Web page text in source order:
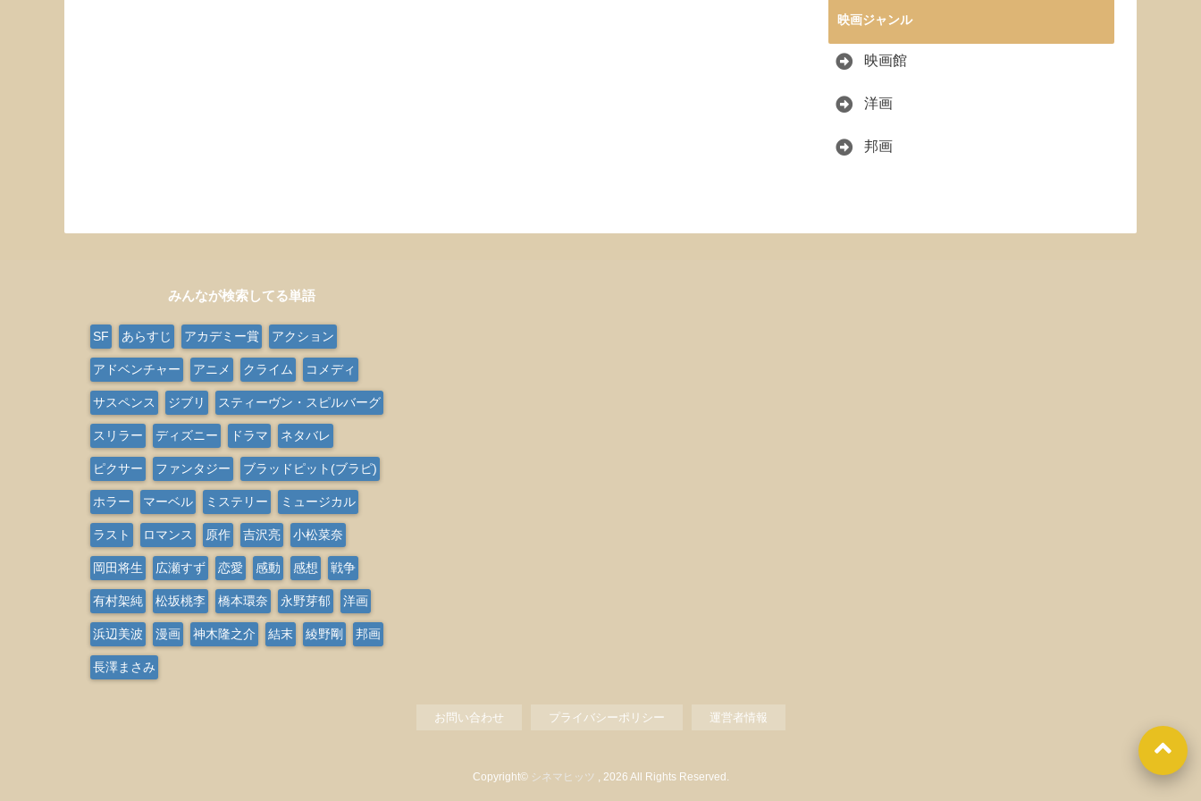
映画ジャンル
映画館
洋画
邦画
みんなが検索してる単語
SF あらすじ アカデミー賞 アクション
アドベンチャー アニメ クライム コメディ
サスペンス ジブリ スティーヴン・スピルバーグ
スリラー ディズニー ドラマ ネタバレ
ピクサー ファンタジー ブラッドピット(ブラピ)
ホラー マーベル ミステリー ミュージカル
ラスト ロマンス 原作 吉沢亮 小松菜奈
岡田将生 広瀬すず 恋愛 感動 感想 戦争
有村架純 松坂桃李 橋本環奈 永野芽郁 洋画
浜辺美波 漫画 神木隆之介 結末 綾野剛 邦画
長澤まさみ
お問い合わせ プライバシーポリシー 運営者情報
Copyright© シネマヒッツ , 2026 All Rights Reserved.